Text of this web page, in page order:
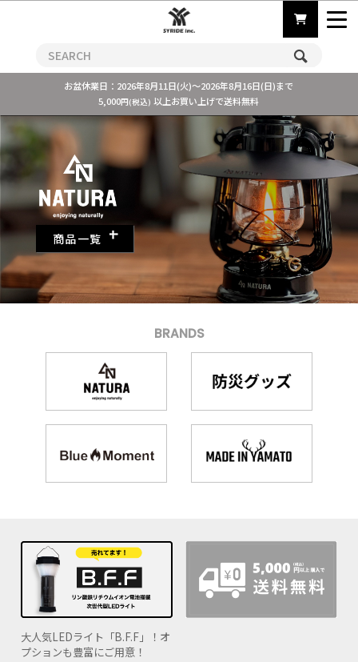
お盆休業日：2026年8月11日(火)～2026年8月16日(日)まで
5,000円(税込) 以上お買い上げで送料無料
商品一覧
BRANDS
大人気LEDライト「B.F.F」！オ
プションも豊富にご用意！